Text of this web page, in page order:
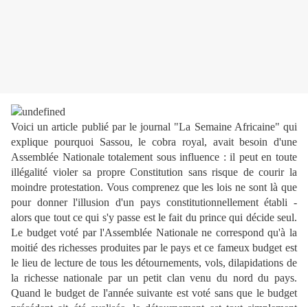
Voici un article publié par le journal "La Semaine Africaine" qui
explique pourquoi Sassou, le cobra royal, avait besoin d'une
Assemblée Nationale totalement sous influence : il peut en toute
illégalité violer sa propre Constitution sans risque de courir la
moindre protestation. Vous comprenez que les lois ne sont là que
pour donner l'illusion d'un pays constitutionnellement établi -
alors que tout ce qui s'y passe est le fait du prince qui décide seul.
Le budget voté par l'Assemblée Nationale ne correspond qu'à la
moitié des richesses produites par le pays et ce fameux budget est
le lieu de lecture de tous les détournements, vols, dilapidations de
la richesse nationale par un petit clan venu du nord du pays.
Quand le budget de l'année suivante est voté sans que le budget